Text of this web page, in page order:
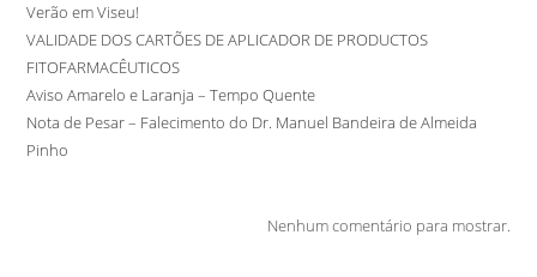
Verão em Viseu!
VALIDADE DOS CARTÕES DE APLICADOR DE PRODUCTOS
FITOFARMACÊUTICOS
Aviso Amarelo e Laranja – Tempo Quente
Nota de Pesar – Falecimento do Dr. Manuel Bandeira de Almeida
Pinho
Nenhum comentário para mostrar.